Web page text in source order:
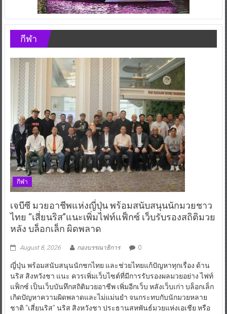
กีฬา
กีฬา
เจบีซี มวยอาชีพแห่งญี่ปุ่น พร้อมสนับสนุนนักมวยชาว
ไทย “เสี่ยนริส”แนะเพิ่มไฟท์แฟ็กซ์ เว็บรับรองสถิติมวย
หลัง บล็อกเล็ก ผิดพลาด
August 8, 2026 กองบรรณาธิการ 0
ญี่ปุ่น พร้อมสนับสนุนนักชกไทย และช่วยไทยแก้ปัญหาทุกเรื่อง ด้าน
นริส สิงหวังชา แนะ ควรเพิ่มเว็บไซต์ที่มีการรับรองผลมวยอย่าง ไฟท์
แฟ็กซ์ เป็นเว็บบันทึกสถิติมวยอาชีพ เพิ่มอีกเว็บ หลังเว็บเก่า บล็อกเล็ก
เกิดปัญหาความผิดพลาดและไม่แม่นยำ จนกระทบกับนักมวยหลาย
ชาติ “เสี่ยนริส” นริส สิงหวังชา ประธานสหพันธ์มวยแห่งเอเชีย หรือ